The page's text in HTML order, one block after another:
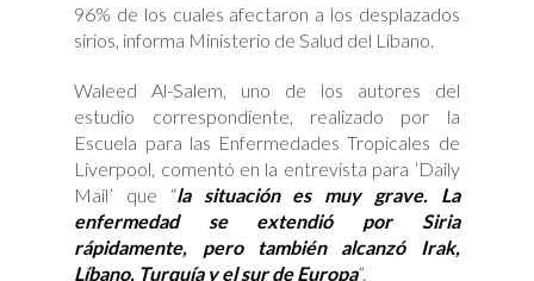
96% de los cuales afectaron a los desplazados
sirios, informa Ministerio de Salud del Líbano.
Waleed Al-Salem, uno de los autores del
estudio correspondiente, realizado por la
Escuela para las Enfermedades Tropicales de
Liverpool, comentó en la entrevista para ‘Daily
Mail’ que “la situación es muy grave. La
enfermedad se extendió por Siria
rápidamente, pero también alcanzó Irak,
Líbano, Turquía y el sur de Europa”.